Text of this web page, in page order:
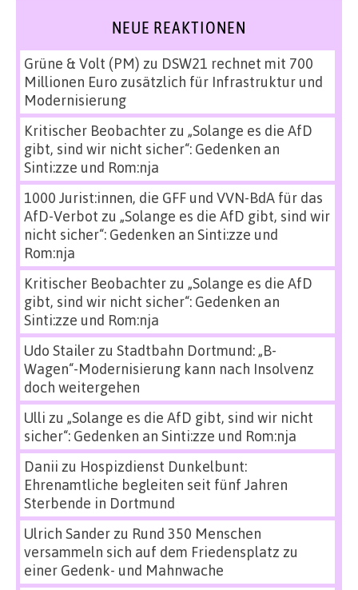
NEUE REAKTIONEN
Grüne & Volt (PM) zu DSW21 rechnet mit 700
Millionen Euro zusätzlich für Infrastruktur und
Modernisierung
Kritischer Beobachterzu „Solange es die AfD
gibt, sind wir nicht sicher“: Gedenken an
Sinti:zze und Rom:nja
1000 Jurist:innen, die GFF und VVN-BdA für das
AfD-Verbot zu „Solange es die AfD gibt, sind wir
nicht sicher“: Gedenken an Sinti:zze und
Rom:nja
Kritischer Beobachterzu „Solange es die AfD
gibt, sind wir nicht sicher“: Gedenken an
Sinti:zze und Rom:nja
Udo Stailerzu Stadtbahn Dortmund: „B-
Wagen“-Modernisierung kann nach Insolvenz
doch weitergehen
Ulli zu „Solange es die AfD gibt, sind wir nicht
sicher“: Gedenken an Sinti:zze und Rom:nja
Danii zu Hospizdienst Dunkelbunt:
Ehrenamtliche begleiten seit fünf Jahren
Sterbende in Dortmund
Ulrich Sanderzu Rund 350 Menschen
versammeln sich auf dem Friedensplatz zu
einer Gedenk- und Mahnwache